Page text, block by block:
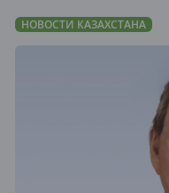
НОВОСТИ КАЗАХСТАНА